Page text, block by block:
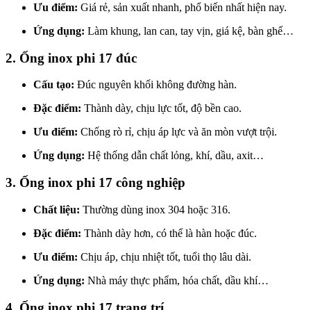
Ưu điểm: Giá rẻ, sản xuất nhanh, phổ biến nhất hiện nay.
Ứng dụng: Làm khung, lan can, tay vịn, giá kệ, bàn ghế…
2. Ống inox phi 17 đúc
Cấu tạo: Đúc nguyên khối không đường hàn.
Đặc điểm: Thành dày, chịu lực tốt, độ bền cao.
Ưu điểm: Chống rò rỉ, chịu áp lực và ăn mòn vượt trội.
Ứng dụng: Hệ thống dẫn chất lỏng, khí, dầu, axit…
3. Ống inox phi 17 công nghiệp
Chất liệu: Thường dùng inox 304 hoặc 316.
Đặc điểm: Thành dày hơn, có thể là hàn hoặc đúc.
Ưu điểm: Chịu áp, chịu nhiệt tốt, tuổi thọ lâu dài.
Ứng dụng: Nhà máy thực phẩm, hóa chất, dầu khí…